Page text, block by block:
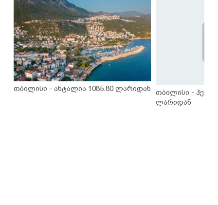
თბილისი - ანტალია 1085.80 ლარიდან
თბილისი -
ლარიდან